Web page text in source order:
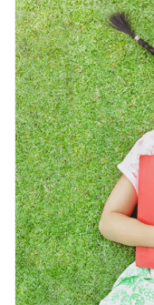
店舗検索/来店予約
商品を探す
メガネ
レンズ
サングラス
補聴器